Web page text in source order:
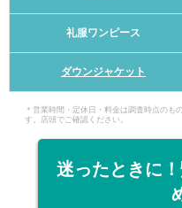
礼服ワンピース
ダウンジャケット
＊営業時間・定休日・料金は調査時点のも
す。店頭でご確認ください。
迷ったときに